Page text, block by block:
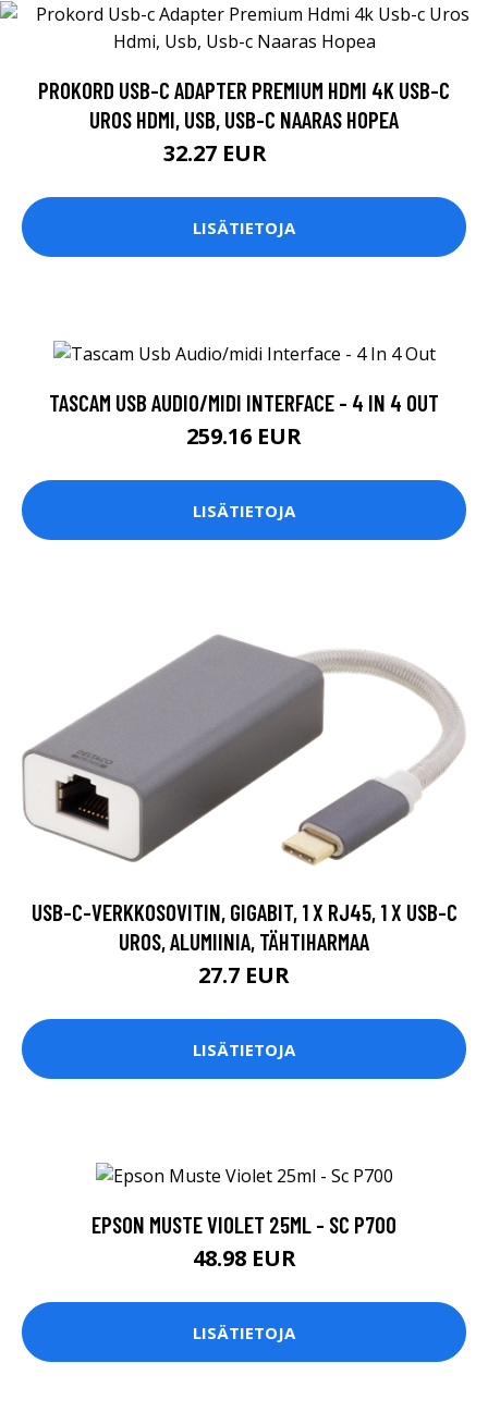
PROKORD USB-C ADAPTER PREMIUM HDMI 4K USB-C
UROS HDMI, USB, USB-C NAARAS HOPEA
32.27 EUR
LISÄTIETOJA
TASCAM USB AUDIO/MIDI INTERFACE - 4 IN 4 OUT
259.16 EUR
LISÄTIETOJA
USB-C-VERKKOSOVITIN, GIGABIT, 1 X RJ45, 1 X USB-C
UROS, ALUMIINIA, TÄHTIHARMAA
27.7 EUR
LISÄTIETOJA
EPSON MUSTE VIOLET 25ML - SC P700
48.98 EUR
LISÄTIETOJA